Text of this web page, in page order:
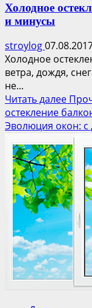
Холодное
и минусы
stroylog
Холодное
ветра, дождя,
не...
Читать далее
остекление
Эволюция окон: с